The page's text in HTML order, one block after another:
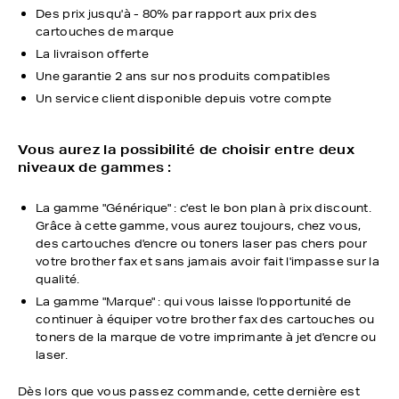
Des prix jusqu'à - 80% par rapport aux prix des
cartouches de marque
La livraison offerte
Une garantie 2 ans sur nos produits compatibles
Un service client disponible depuis votre compte
Vous aurez la possibilité de choisir entre deux
niveaux de gammes :
La gamme "Générique" : c'est le bon plan à prix discount.
Grâce à cette gamme, vous aurez toujours, chez vous,
des cartouches d'encre ou toners laser pas chers pour
votre brother fax et sans jamais avoir fait l'impasse sur la
qualité.
La gamme "Marque" : qui vous laisse l'opportunité de
continuer à équiper votre brother fax des cartouches ou
toners de la marque de votre imprimante à jet d'encre ou
laser.
Dès lors que vous passez commande, cette dernière est